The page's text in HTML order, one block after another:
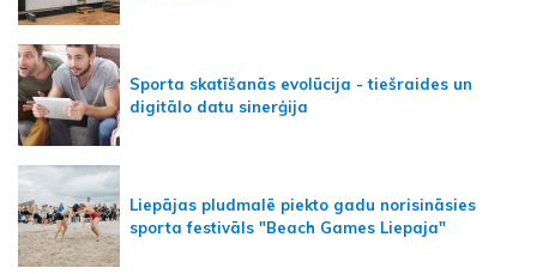
Sporta skatīšanās evolūcija - tiešraides un
digitālo datu sinerģija
Liepājas pludmalē piekto gadu norisināsies
sporta festivāls "Beach Games Liepaja"